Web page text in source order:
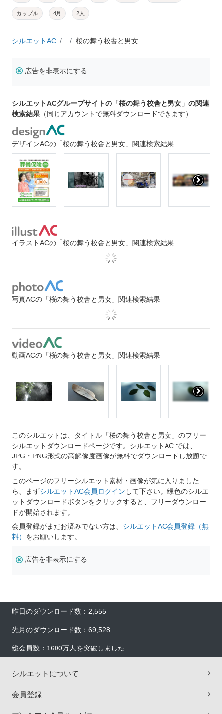
カップル 4月 2人
シルエットAC 桜の舞う校舎と男女
広告を非表示にする
シルエットACグループサイトの「桜の舞う校舎と男女」の関連
検索結果 （同じアカウントで無料ダウンロードできます）
デザインACの「桜の舞う校舎と男女」関連検索結果
イラストACの「桜の舞う校舎と男女」関連検索結果
写真ACの「桜の舞う校舎と男女」関連検索結果
動画ACの「桜の舞う校舎と男女」関連検索結果
このシルエットは、タイトル「桜の舞う校舎と男女」のフリー
シルエットダウンロードページです。シルエットAC では、
JPG・PNG形式の高解像度画像が無料でダウンロードし放題で
す。
このページのフリーシルエット素材・画像が気に入りました
ら、まずシルエットAC会員ログイン して下さい。緑色のシルエ
ットダウンロードボタンをクリックすると、フリーダウンロー
ドが開始されます。
会員登録がまだお済みでない方は、 シルエットAC会員登録（無
料） をお願いします。
広告を非表示にする
昨日のダウンロード数：2,555
先月のダウンロード数：69,528
総会員数：1600万人を突破しました
シルエットについて
会員登録